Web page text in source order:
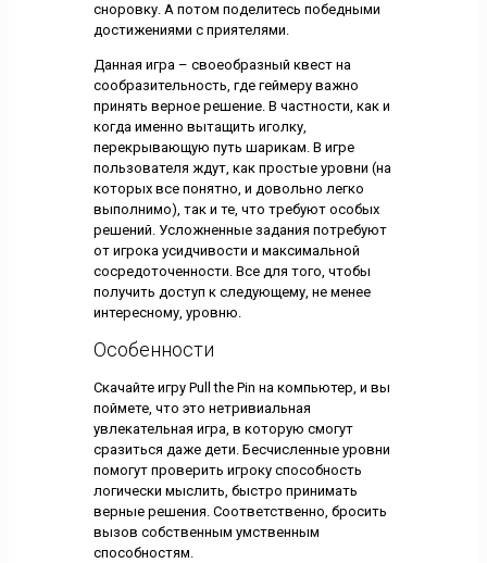
сноровку. А потом поделитесь победными
достижениями с приятелями.
Данная игра – своеобразный квест на
сообразительность, где геймеру важно
принять верное решение. В частности, как и
когда именно вытащить иголку,
перекрывающую путь шарикам. В игре
пользователя ждут, как простые уровни (на
которых все понятно, и довольно легко
выполнимо), так и те, что требуют особых
решений. Усложненные задания потребуют
от игрока усидчивости и максимальной
сосредоточенности. Все для того, чтобы
получить доступ к следующему, не менее
интересному, уровню.
Особенности
Скачайте игру Pull the Pin на компьютер, и вы
поймете, что это нетривиальная
увлекательная игра, в которую смогут
сразиться даже дети. Бесчисленные уровни
помогут проверить игроку способность
логически мыслить, быстро принимать
верные решения. Соответственно, бросить
вызов собственным умственным
способностям.